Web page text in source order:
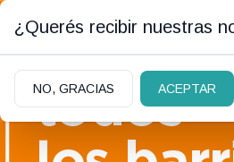
¿Querés recibir nuestras
NO, GRACIAS ACEPTAR